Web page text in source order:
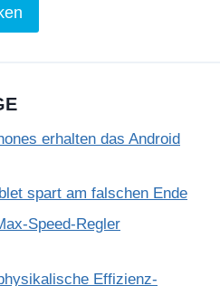
erhalten das Android
spart am falschen Ende
Speed-Regler
Effizienz-